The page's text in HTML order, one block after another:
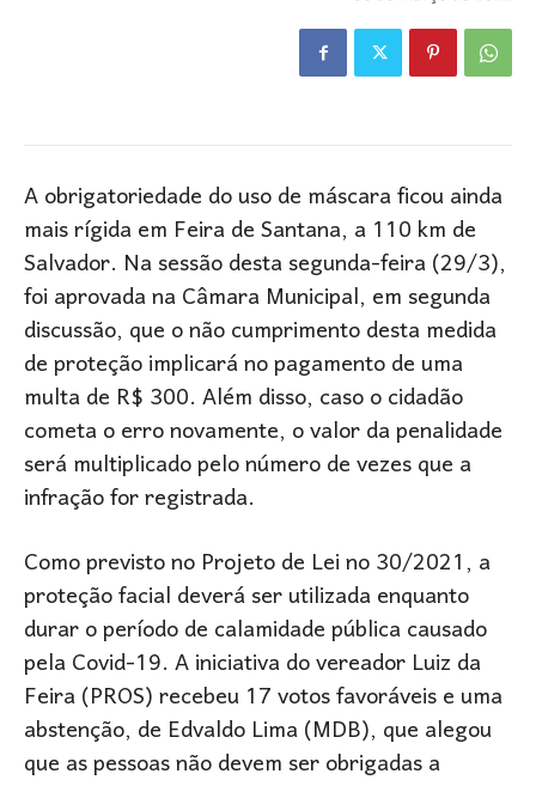
A obrigatoriedade do uso de máscara ficou ainda
mais rígida em Feira de Santana, a 110 km de
Salvador. Na sessão desta segunda-feira (29/3),
foi aprovada na Câmara Municipal, em segunda
discussão, que o não cumprimento desta medida
de proteção implicará no pagamento de uma
multa de R$ 300.Além disso, caso o cidadão
cometa o erro novamente, o valor da penalidade
será multiplicado pelo número de vezes que a
infração for registrada.
Como previsto no Projeto de Lei no 30/2021, a
proteção facial deverá ser utilizada enquanto
durar o período de calamidade pública causado
pela Covid-19. A iniciativa do vereador Luiz da
Feira (PROS) recebeu 17 votos favoráveis e uma
abstenção, de Edvaldo Lima (MDB), que alegou
que as pessoas não devem ser obrigadas a